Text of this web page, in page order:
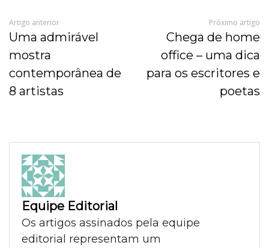
Artigo anterior
Uma admirável
mostra
contemporânea de
8 artistas
Próximo artigo
Chega de home
office – uma dica
para os escritores e
poetas
Equipe Editorial
Os artigos assinados pela equipe
editorial representam um